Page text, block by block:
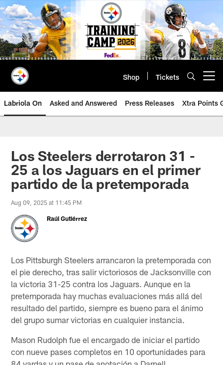
Skip
to
main
content
Shop Tickets
Labriola On Asked and Answered Press Releases Xtra Points
Los Steelers derrotaron 31 -
25 a los Jaguars en el primer
partido de la pretemporada
Aug 09, 2025 at 11:45 PM
Raúl Gutiérrez
Los Pittsburgh Steelers arrancaron la pretemporada con
el pie derecho, tras salir victoriosos de Jacksonville con
la victoria 31-25 contra los Jaguars. Aunque en la
pretemporada hay muchas evaluaciones más allá del
resultado del partido, siempre es bueno para el ánimo
del grupo sumar victorias en cualquier instancia.
Mason Rudolph fue el encargado de iniciar el partido
con nueve pases completos en 10 oportunidades para